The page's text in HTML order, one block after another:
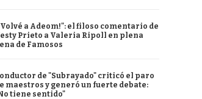
a Adeom!": el filoso comentario de
Prieto a Valeria Ripoll en plena
de Famosos
de "Subrayado" criticó el paro
maestros y generó un fuerte debate:
tiene sentido"